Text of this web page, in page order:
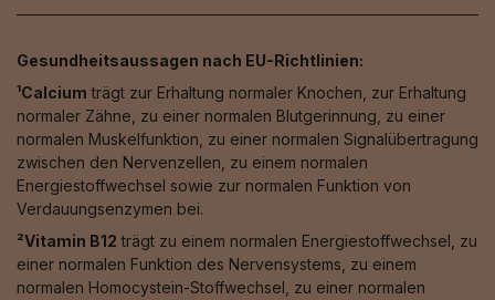
Gesundheitsaussagen nach EU-Richtlinien:
¹Calcium trägt zur Erhaltung normaler Knochen, zur Erhaltung
normaler Zähne, zu einer normalen Blutgerinnung, zu einer
normalen Muskelfunktion, zu einer normalen Signalübertragung
zwischen den Nervenzellen, zu einem normalen
Energiestoffwechsel sowie zur normalen Funktion von
Verdauungsenzymen bei.
²Vitamin B12 trägt zu einem normalen Energiestoffwechsel, zu
einer normalen Funktion des Nervensystems, zu einem
normalen Homocystein-Stoffwechsel, zu einer normalen